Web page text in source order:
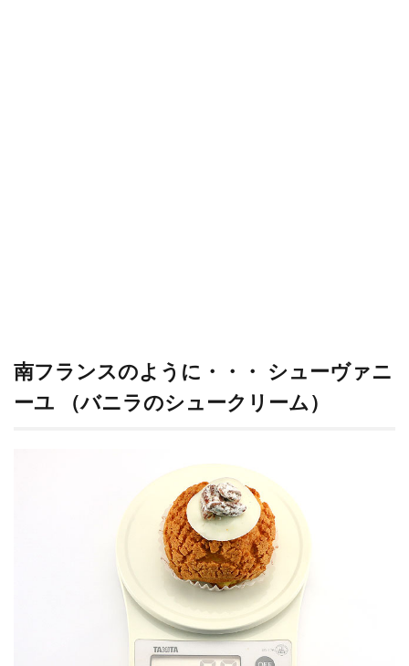
南フランスのように・・・ シューヴァニ
ーユ （バニラのシュークリーム）